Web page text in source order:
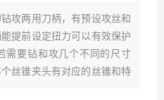
攻两用刀柄，有预设攻丝和
提前设定扭力可以有效保护
需要钻和攻几个不同的尺寸
丝锥夹头有对应的丝锥和特